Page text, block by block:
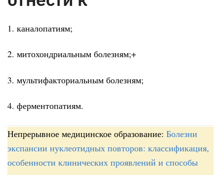
1. каналопатиям;
2. митохондриальным болезням;+
3. мультифакториальным болезням;
4. ферментопатиям.
Непрерывное медицинское образование: Болезни
экспансии нуклеотидных повторов: классификация,
особенности клинических проявлений и способы